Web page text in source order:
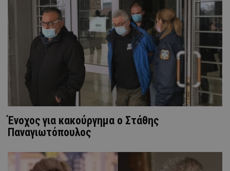
Ένοχος για κακούργημα ο Στάθης
Παναγιωτόπουλος